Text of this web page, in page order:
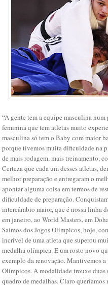
“A gente tem a equipe masculina
feminina que tem atletas muito
masculina só tem o Baby com maior
porque tivemos muita dificuldade na
de mais rodagem, mais treinamento,
Certeza que cada um desses atletas,
melhor preparação e entregaram o
apontar alguma coisa em termos de
dificuldade de preparação.
intercâmbio maior, que é nossa linha
em janeiro, ao World Masters, em
Saímos dos Jogos Olímpicos, hoje,
incrível de uma atleta que superou
medalha olímpica. E um rosto novo
exemplo da renovação. Mantivemos
Olímpicos. A modalidade trouxe duas
quadro de medalhas. Claro queríamos